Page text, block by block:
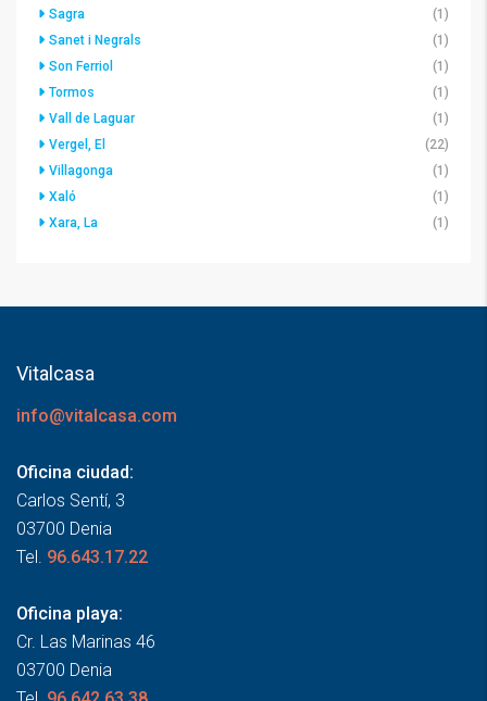
Sagra
(1)
Sanet i Negrals
(1)
Son Ferriol
(1)
Tormos
(1)
Vall de Laguar
(1)
Vergel, El
(22)
Villagonga
(1)
Xaló
(1)
Xara, La
(1)
Vitalcasa
info@vitalcasa.com
Oficina ciudad:
Carlos Sentí, 3
03700 Denia
Tel. 96.643.17.22
Oficina playa:
Cr. Las Marinas 46
03700 Denia